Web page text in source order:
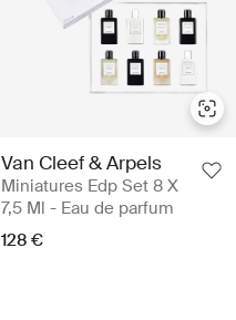
Van Cleef & Arpels
Miniatures Edp Set 8 X
7,5 Ml - Eau de parfum
128 €